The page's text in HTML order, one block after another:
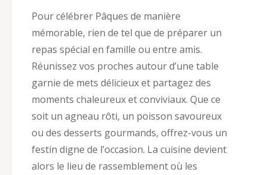
Pour célébrer Pâques de manière
mémorable, rien de tel que de préparer un
repas spécial en famille ou entre amis.
Réunissez vos proches autour d’une table
garnie de mets délicieux et partagez des
moments chaleureux et conviviaux. Que ce
soit un agneau rôti, un poisson savoureux
ou des desserts gourmands, offrez-vous un
festin digne de l’occasion. La cuisine devient
alors le lieu de rassemblement où les